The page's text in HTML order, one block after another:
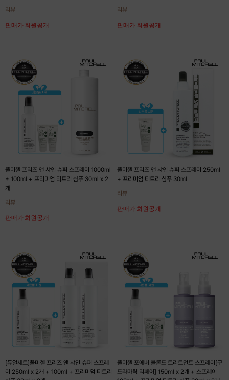
리뷰
판매가 회원공개
리뷰
판매가 회원공개
폴미첼 프리즈 앤 샤인 슈퍼 스프레이 1000ml
+ 100ml + 프리미엄 티트리 샴푸 30ml x 2
개
리뷰
판매가 회원공개
폴미첼 프리즈 앤 샤인 슈퍼 스프레이 250ml
+ 프리미엄 티트리 샴푸 30ml
리뷰
판매가 회원공개
[듀얼세트]폴미첼 프리즈 앤 샤인 슈퍼 스프레
이 250ml x 2개 + 100ml + 프리미엄 티트리
폴미첼 포에버 블론드 트리트먼트 스프레이[구
드라마틱 리페어] 150ml x 2개 + 스프레이